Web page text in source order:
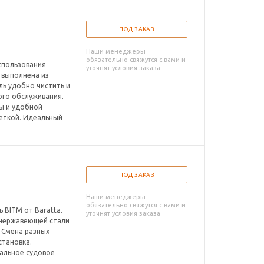
из
удобно чистить и
обслуживания.
и удобной
Идеальный
ПОД ЗАКАЗ
Наши менеджеры
обязательно свяжутся с вами и
уточнят условия заказа
BITM от Baratta.
стали
Смена разных
судовое
ПОД ЗАКАЗ
Наши менеджеры
обязательно свяжутся с вами и
уточнят условия заказа